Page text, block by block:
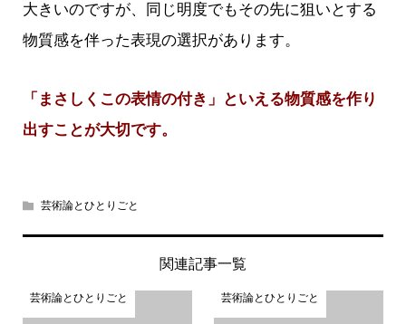
大きいのですが、同じ明度でもその先に狙いとする
物質感を伴った表現の選択があります。
「まさしくこの表情の付き」といえる物質感を作り
出すことが大切です。
芸術論とひとりごと
関連記事一覧
芸術論とひとりごと 芸術論とひとりごと